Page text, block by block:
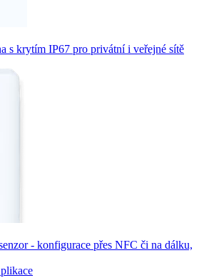
s krytím IP67 pro privátní i veřejné sítě
- konfigurace přes NFC či na dálku,